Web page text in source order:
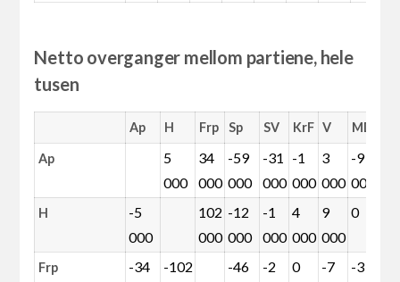
Netto overganger mellom partiene, hele
tusen
Ap H Frp Sp SV KrF V MDG
Ap
5
000
34
000
-59
000
-31
000
-1
000
3
000
-9
000
H
-5
000
102
000
-12
000
-1
000
4
000
9
000
0
Frp
-34
-102
-46
-2
0
-7
-3